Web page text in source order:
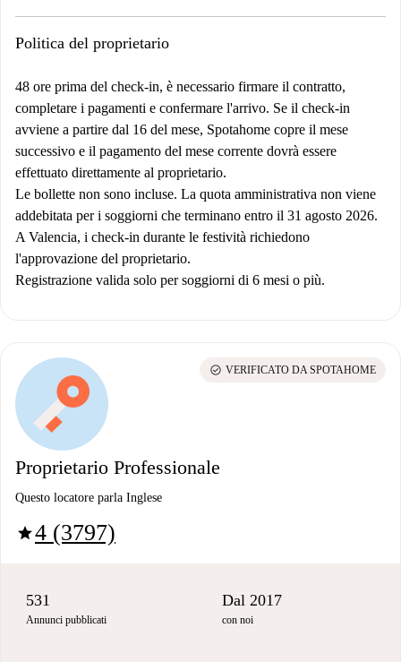
Politica del proprietario
48 ore prima del check-in, è necessario firmare il contratto,
completare i pagamenti e confermare l'arrivo. Se il check-in
avviene a partire dal 16 del mese, Spotahome copre il mese
successivo e il pagamento del mese corrente dovrà essere
effettuato direttamente al proprietario.
Le bollette non sono incluse. La quota amministrativa non viene
addebitata per i soggiorni che terminano entro il 31 agosto 2026.
A Valencia, i check-in durante le festività richiedono
l'approvazione del proprietario.
Registrazione valida solo per soggiorni di 6 mesi o più.
Proprietario Professionale
Questo locatore parla Inglese
star4 (3797)
check_circle VERIFICATO DA SPOTAHOME
531
Annunci pubblicati
Dal 2017
con noi